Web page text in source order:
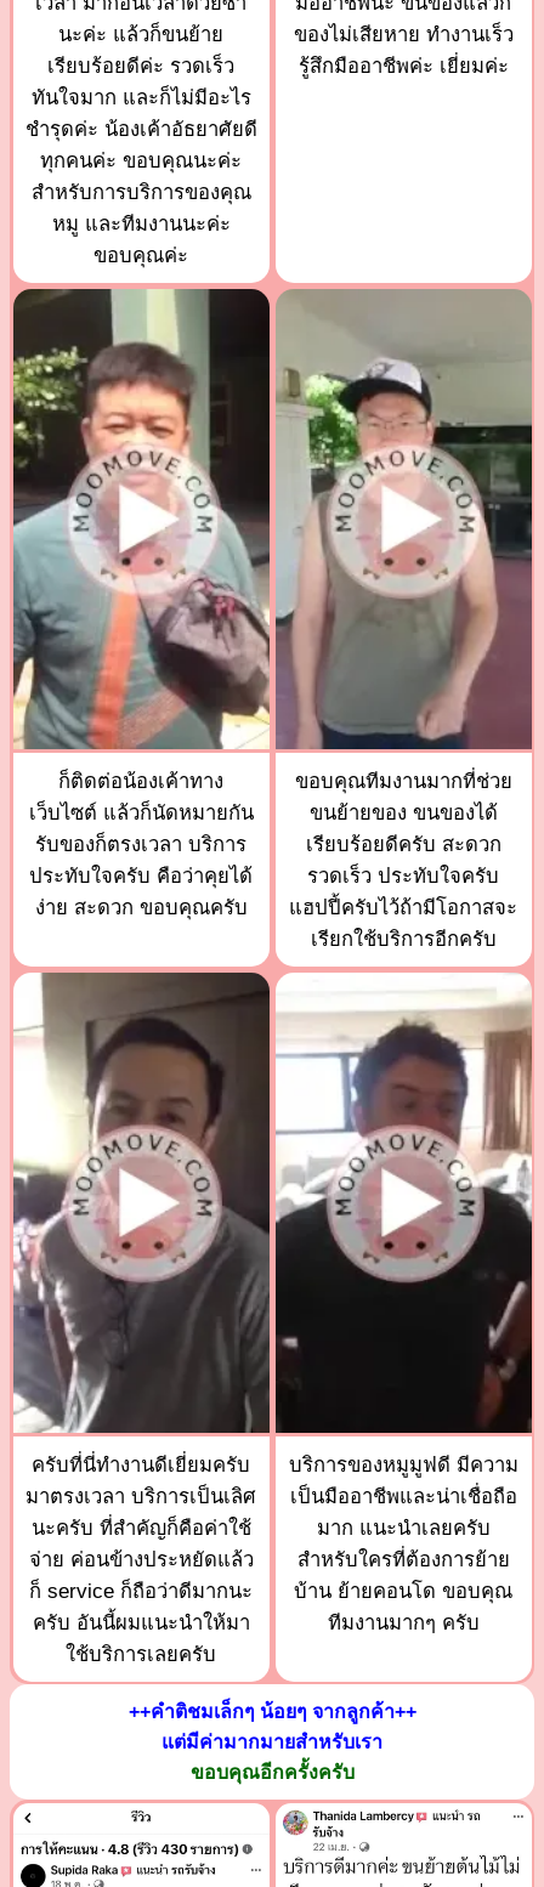
นะค่ะ แล้วก็ขนย้าย
เรียบร้อยดีค่ะ รวดเร็ว
ทันใจมาก และก็ไม่มีอะไร
ชำรุดค่ะ น้องเค้าอัธยาศัยดี
ทุกคนค่ะ ขอบคุณนะค่ะ
สำหรับการบริการของคุณ
หมู และทีมงานนะค่ะ
ขอบคุณค่ะ
ของไม่เสียหาย ทำงานเร็ว
รู้สึกมืออาชีพค่ะ เยี่ยมค่ะ
ก็ติดต่อน้องเค้าทาง
เว็บไซต์ แล้วก็นัดหมายกัน
รับของก็ตรงเวลา บริการ
ประทับใจครับ คือว่าคุยได้
ง่าย สะดวก ขอบคุณครับ
ขอบคุณทีมงานมากที่ช่วย
ขนย้ายของ ขนของได้
เรียบร้อยดีครับ สะดวก
รวดเร็ว ประทับใจครับ
แฮปปี้ครับไว้ถ้ามีโอกาสจะ
เรียกใช้บริการอีกครับ
ครับที่นี่ทำงานดีเยี่ยมครับ
มาตรงเวลา บริการเป็นเลิศ
นะครับ ที่สำคัญก็คือค่าใช้
จ่าย ค่อนข้างประหยัดแล้ว
ก็ service ก็ถือว่าดีมากนะ
ครับ อันนี้ผมแนะนำให้มา
ใช้บริการเลยครับ
บริการของหมูมูฟดี มีความ
เป็นมืออาชีพและน่าเชื่อถือ
มาก แนะนำเลยครับ
สำหรับใครที่ต้องการย้าย
บ้าน ย้ายคอนโด ขอบคุณ
ทีมงานมากๆ ครับ
++คำติชมเล็กๆ น้อยๆ จากลูกค้า++
แต่มีค่ามากมายสำหรับเรา
ขอบคุณอีกครั้งครับ